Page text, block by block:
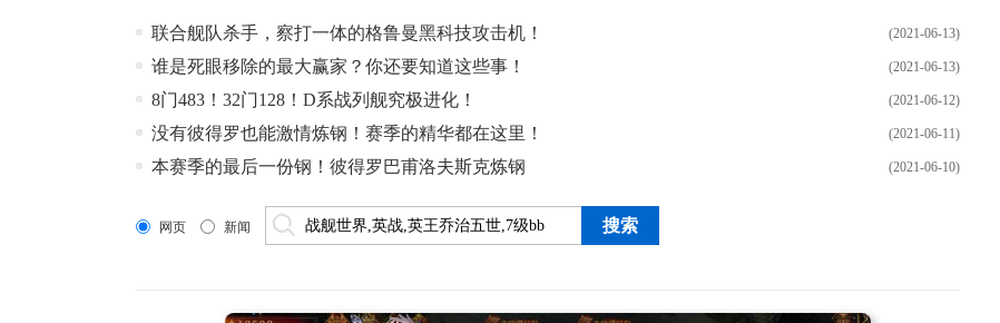
(2021-06-13)
联合舰队杀手，察打一体的格鲁曼黑科技攻击机！
(2021-06-13)
谁是死眼移除的最大赢家？你还要知道这些事！
(2021-06-12)
8门483！32门128！D系战列舰究极进化！
(2021-06-11)
没有彼得罗也能激情炼钢！赛季的精华都在这里！
(2021-06-10)
本赛季的最后一份钢！彼得罗巴甫洛夫斯克炼钢
网页 新闻